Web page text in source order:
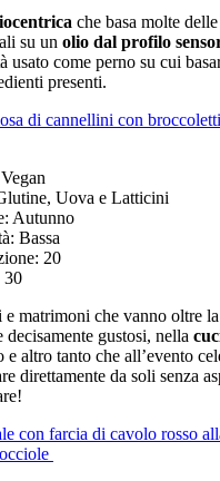
che basa molte
su un olio dal profilo
usato come perno su cui
presenti.
di cannellini con
Vegan
Uova e Latticini
Autunno
Bassa
20
30
matrimoni che vanno oltre
decisamente gustosi, nella
e altro tanto che all’evento
direttamente da soli senza
con farcia di cavolo rosso